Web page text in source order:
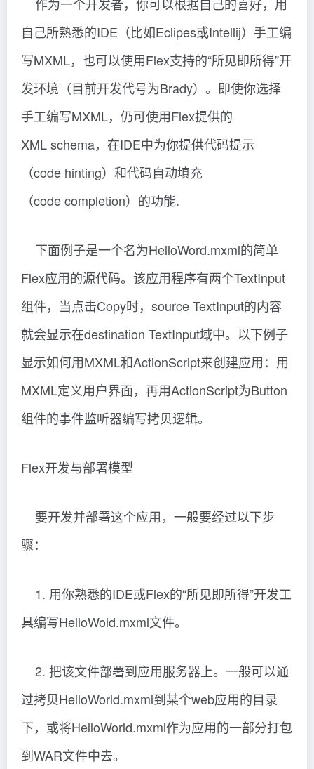
自己所熟悉的IDE（比如Eclipes或Intellij）手工编
写MXML，也可以使用Flex支持的“所见即所得”开
发环境（目前开发代号为Brady）。即使你选择
手工编写MXML，仍可使用Flex提供的
XML schema，在IDE中为你提供代码提示
（code hinting）和代码自动填充
（code completion）的功能.
下面例子是一个名为HelloWord.mxml的简单
Flex应用的源代码。该应用程序有两个TextInput
组件，当点击Copy时，source TextInput的内容
就会显示在destination TextInput域中。以下例子
显示如何用MXML和ActionScript来创建应用：用
MXML定义用户界面，再用ActionScript为Button
组件的事件监听器编写拷贝逻辑。
Flex开发与部署模型
要开发并部署这个应用，一般要经过以下步
骤：
1. 用你熟悉的IDE或Flex的“所见即所得”开发工
具编写HelloWold.mxml文件。
2. 把该文件部署到应用服务器上。一般可以通
过拷贝HelloWorld.mxml到某个web应用的目录
下，或将HelloWorld.mxml作为应用的一部分打包
到WAR文件中去。